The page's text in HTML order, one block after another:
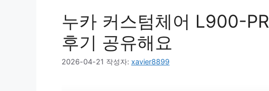
누카 커스텀체어 L900-
후기 공유해요
2026-04-21 작성자: xavier8899